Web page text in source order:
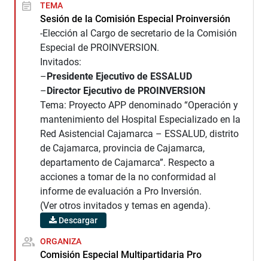
TEMA
Sesión de la Comisión Especial Proinversión
-Elección al Cargo de secretario de la Comisión
Especial de PROINVERSION.
Invitados:
–Presidente Ejecutivo de ESSALUD
–Director Ejecutivo de PROINVERSION
Tema: Proyecto APP denominado “Operación y
mantenimiento del Hospital Especializado en la
Red Asistencial Cajamarca – ESSALUD, distrito
de Cajamarca, provincia de Cajamarca,
departamento de Cajamarca”. Respecto a
acciones a tomar de la no conformidad al
informe de evaluación a Pro Inversión.
(Ver otros invitados y temas en agenda).
Descargar
ORGANIZA
Comisión Especial Multipartidaria Pro